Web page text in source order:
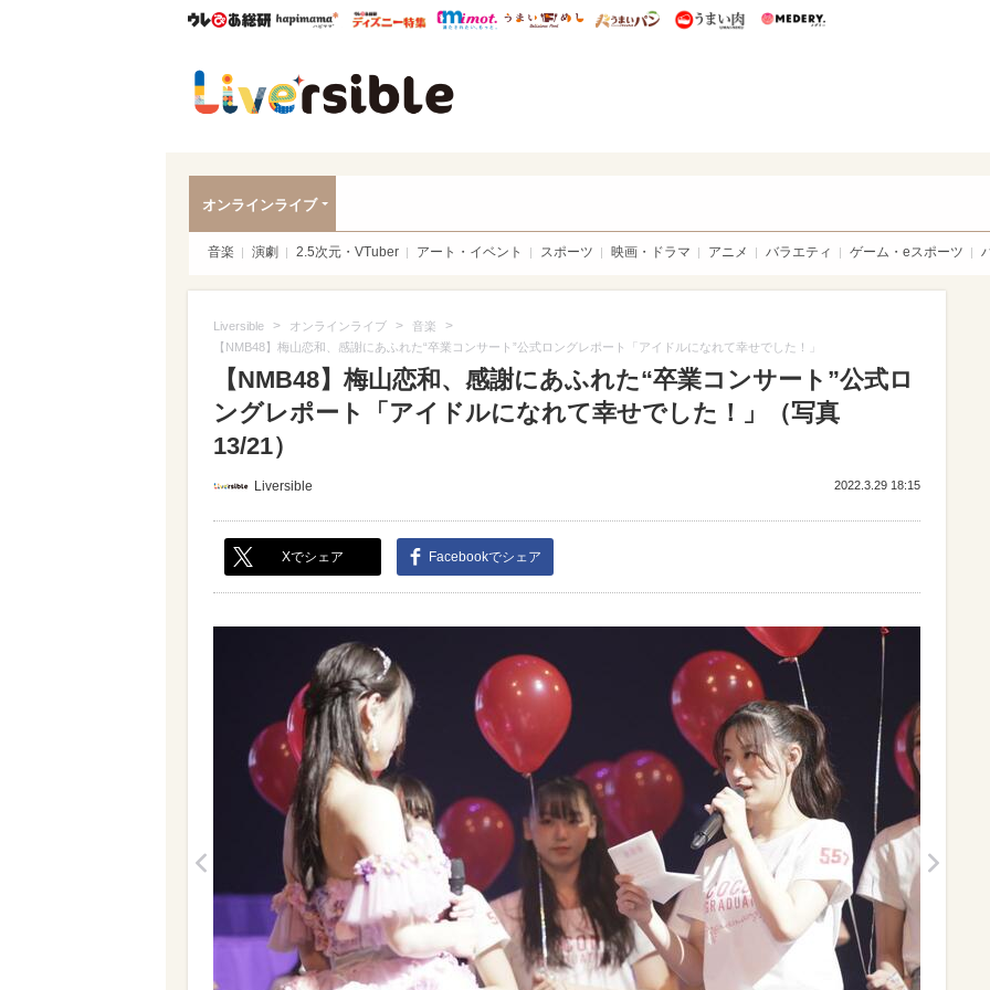
ウレぴあ総研ハピママ* ウレぴあ総研 ディズニー特集
mimot. うまいめし うまいパン うまい肉
オンラインライブ
音楽 演劇 2.5次元・VTuber アート・イベント スポーツ 映画・ドラマ アニメ バラエティ ゲーム・eスポーツ
Liversible > オンラインライブ > 音楽 >
【NMB48】梅山恋和、感謝にあふれた“卒業コンサート”公式ロングレポート「アイドルになれて幸せでした！」
【NMB48】梅山恋和、感謝にあふれた“卒業コンサート”公式ロ
ングレポート「アイドルになれて幸せでした！」（写真
13/21）
Liversible 2022.3.29 18:15
Xでシェア Facebookでシェア